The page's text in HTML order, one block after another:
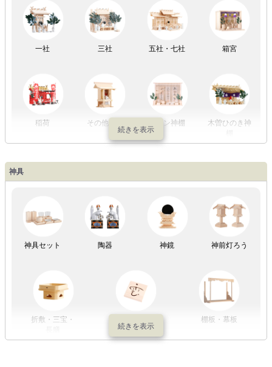
一社 三社 五社・七社 箱宮
稲荷 その他の社 モダン神棚
木曽ひのき神
神具
神具セット 陶器 神鏡 神前灯ろう
折敷・三宝・
棚板・幕板